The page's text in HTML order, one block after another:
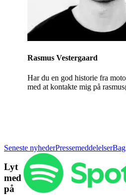
Rasmus Vestergaard
Har du en god historie fra
med at kontakte mig på
Seneste nyhederPressemeddelelser
Lyt
med
på